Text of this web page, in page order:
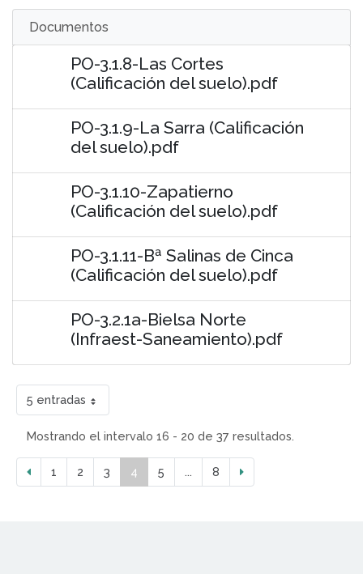
Documentos
PO-3.1.8-Las Cortes
(Calificación del suelo).pdf
PO-3.1.9-La Sarra (Calificación
del suelo).pdf
PO-3.1.10-Zapatierno
(Calificación del suelo).pdf
PO-3.1.11-Bª Salinas de Cinca
(Calificación del suelo).pdf
PO-3.2.1a-Bielsa Norte
(Infraest-Saneamiento).pdf
5 entradas
Mostrando el intervalo 16 - 20 de 37 resultados.
1 2 3 4 5 ... 8